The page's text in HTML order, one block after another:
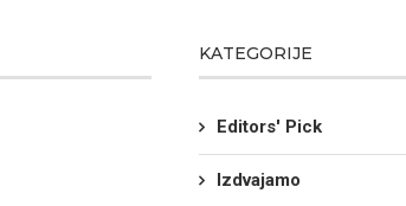
KATEGORIJE
Editors' Pick
Izdvajamo